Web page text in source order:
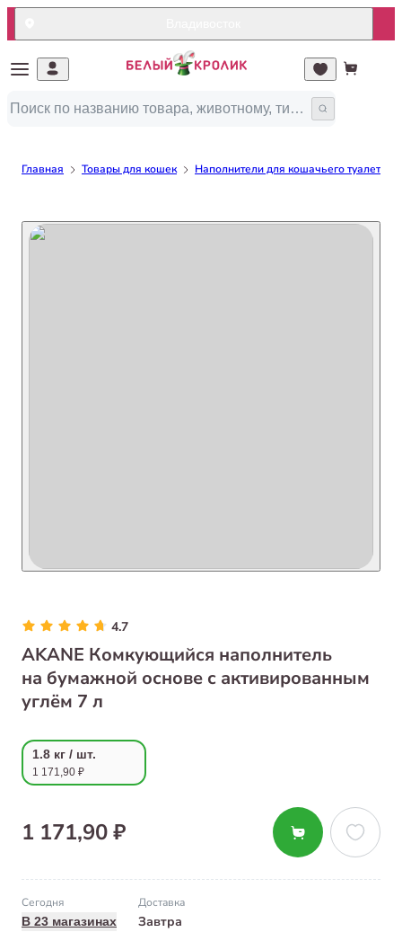
Главная Товары для кошек Наполнители для кошачьего туалета/
4.7
AKANE Комкующийся наполнитель
на бумажной основе с активированным
углём 7 л
1.8 кг / шт.
1 171,90 ₽
1 171,90 ₽
Сегодня
В 23 магазинах
Доставка
Завтра